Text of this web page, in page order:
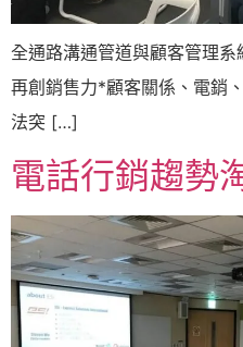
全通路溝通管道與顧客管理
再創銷售力*顧客關係、電銷
法突 […]
電話行銷趨勢